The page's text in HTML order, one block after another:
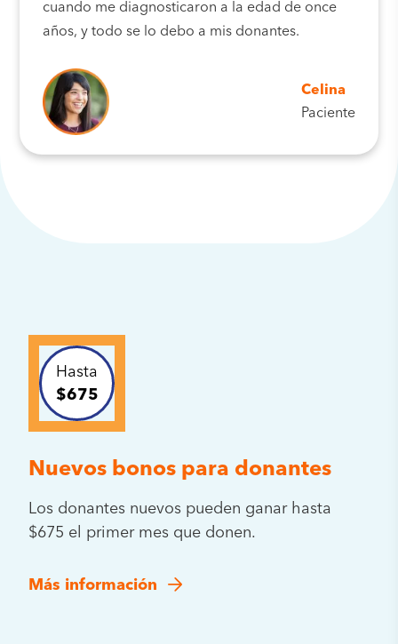
cuando me diagnosticaron a la edad de once
años, y todo se lo debo a mis donantes.
Celina
Paciente
Hasta
$675
Nuevos bonos para donantes
Los donantes nuevos pueden ganar hasta
$675 el primer mes que donen.
Más información